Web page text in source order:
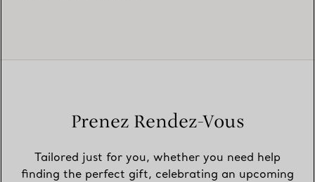
Prenez Rendez-Vous
Tailored just for you, whether you need help
finding the perfect gift, celebrating an upcoming